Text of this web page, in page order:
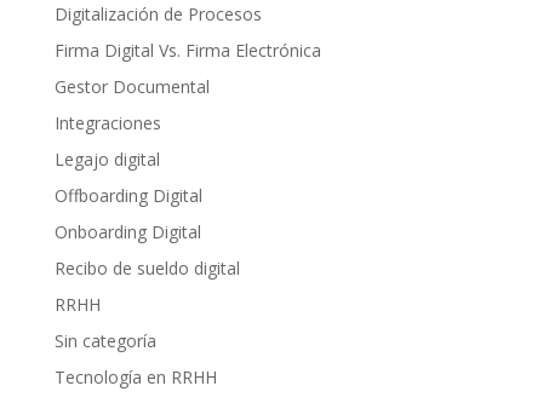
Digitalización de Procesos
Firma Digital Vs. Firma Electrónica
Gestor Documental
Integraciones
Legajo digital
Offboarding Digital
Onboarding Digital
Recibo de sueldo digital
RRHH
Sin categoría
Tecnología en RRHH